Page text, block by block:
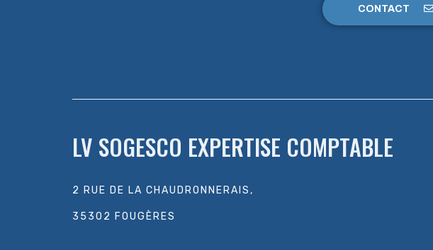
CONTACT
LV SOGESCO EXPERTISE COMPTABLE
2 RUE DE LA CHAUDRONNERAIS,
35302 FOUGÈRES